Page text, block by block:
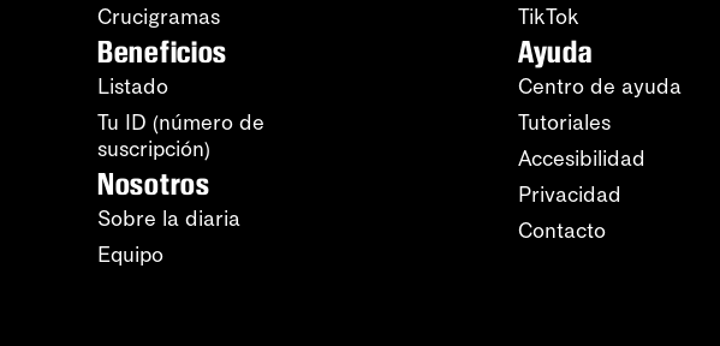
Crucigramas
Beneficios
Listado
Tu ID (número de
suscripción)
Nosotros
Sobre la diaria
Equipo
TikTok
Ayuda
Centro de ayuda
Tutoriales
Accesibilidad
Privacidad
Contacto